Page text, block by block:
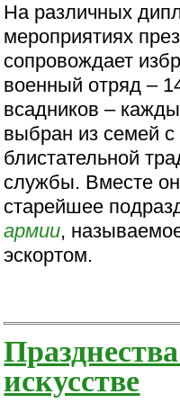
На различных
мероприятиях
сопровождает
военный отряд –
всадников –
выбран из семей с
блистательной
службы. Вместе
старейшее
армии,
эскортом.
искусстве